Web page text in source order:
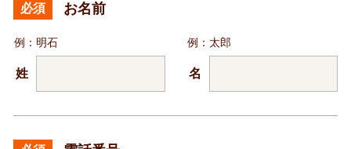
必須 お名前
姓
例：明石
名
例：太郎